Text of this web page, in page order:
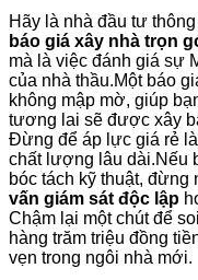
Hãy là nhà đầu tư
báo giá xây nhà trọn
mà là việc đánh giá sự
của nhà thầu.Một báo
không mập mờ, giúp
tương lai sẽ được xây
Đừng để áp lực giá rẻ
chất lượng lâu dài.Nếu
bóc tách kỹ thuật,
vấn giám sát độc lập
Chậm lại một chút để
hàng trăm triệu đồng
vẹn trong ngôi nhà mới.